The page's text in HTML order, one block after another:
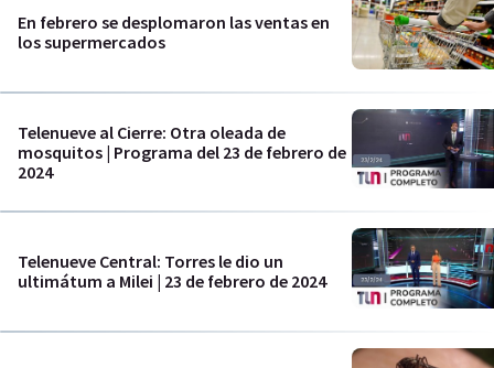
En febrero se desplomaron las ventas en
los supermercados
Telenueve al Cierre: Otra oleada de
mosquitos | Programa del 23 de febrero de
2024
Telenueve Central: Torres le dio un
ultimátum a Milei | 23 de febrero de 2024